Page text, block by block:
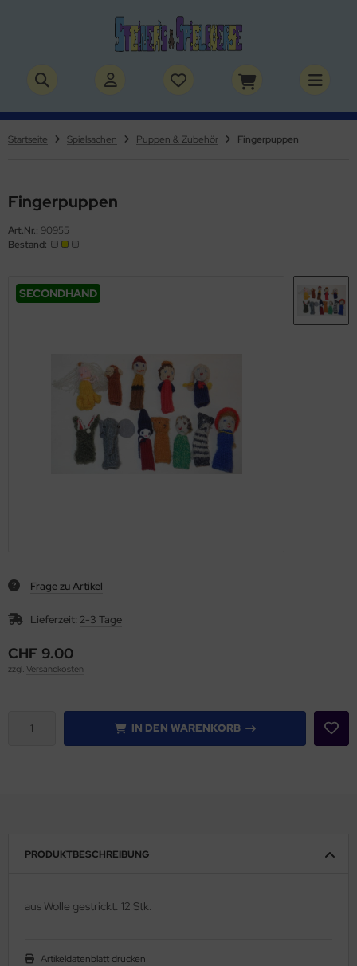
Startseite Spielsachen Puppen & Zubehör Fingerpuppen
Fingerpuppen
Art.Nr.: 90955
Bestand:
SECONDHAND
Frage zu Artikel
Lieferzeit: 2-3 Tage
CHF 9.00
zzgl. Versandkosten
IN DEN WARENKORB
PRODUKTBESCHREIBUNG
aus Wolle gestrickt. 12 Stk.
Artikeldatenblatt drucken